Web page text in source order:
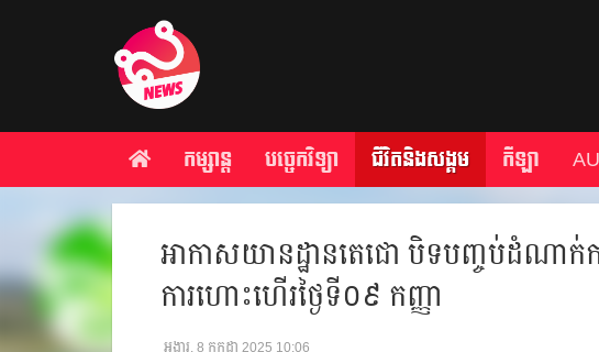
កម្សាន្ត បច្ចេកវិទ្យា ជីវិតនិងសង្គម កីឡា
អាកាសយានដ្ឋានតេជោ បិទបញ្ចប់ដំណា
ការហោះហើរថ្ងៃទី០៩ កញ្ញា
អង្គារ, 8 កក្កដា 2025 10:06